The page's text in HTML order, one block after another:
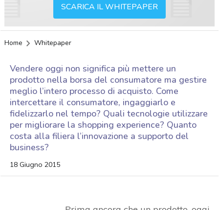
SCARICA IL WHITEPAPER
Home Whitepaper
Vendere oggi non significa più mettere un
prodotto nella borsa del consumatore ma gestire
meglio l’intero processo di acquisto. Come
intercettare il consumatore, ingaggiarlo e
fidelizzarlo nel tempo? Quali tecnologie utilizzare
per migliorare la shopping experience? Quanto
costa alla filiera l’innovazione a supporto del
business?
18 Giugno 2015